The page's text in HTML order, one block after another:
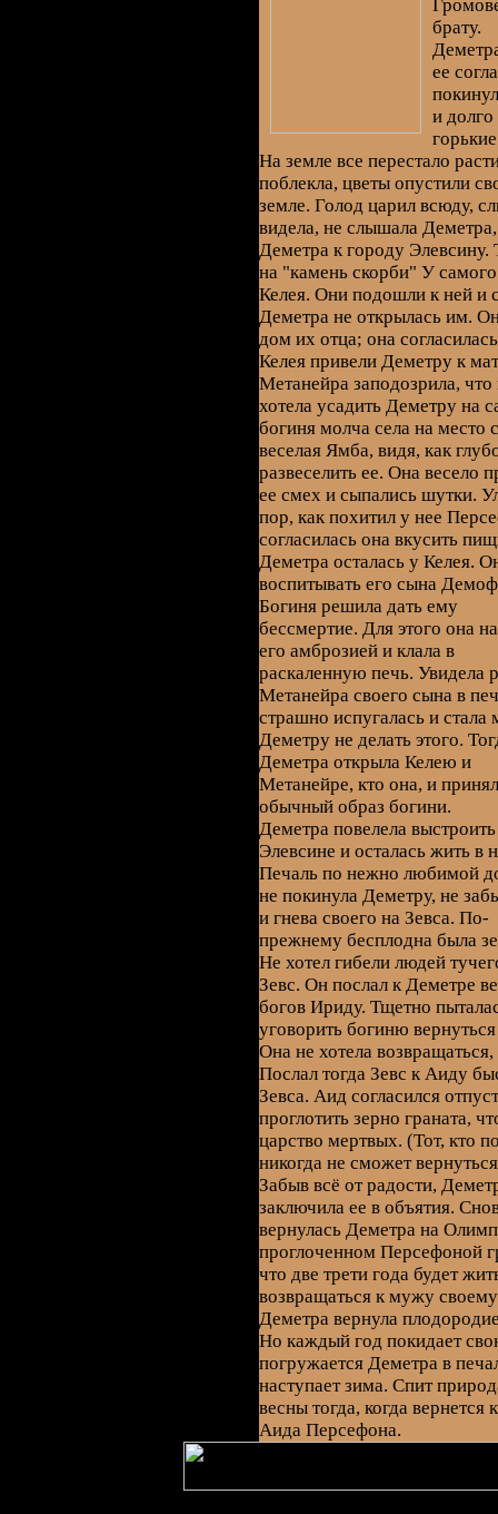
брату.
ее
и
На земле все перестало
поблекла, цветы опустили
земле. Голод царил всюду,
видела, не слышала
Деметра к городу Элевсину.
на "камень скорби" У
Келея. Они подошли к ней и
Деметра не открылась им.
дом их отца; она
Келея привели Деметру к
Метанейра заподозрила,
хотела усадить Деметру на
богиня молча села на
веселая Ямба, видя, как
развеселить ее. Она весело
ее смех и сыпались шутки.
пор, как похитил у нее
согласилась она вкусить
Деметра осталась у Келея.
воспитывать его сына
Богиня решила дать ему
бессмертие. Для этого она
его амброзией и клала в
раскаленную печь. Увидела
Метанейра своего сына в
страшно испугалась и стала
Деметру не делать этого.
Деметра открыла Келею и
Метанейре, кто она, и
обычный образ богини.
Деметра повелела
Элевсине и осталась жить в
Печаль по нежно любимой
не покинула Деметру, не
и гнева своего на Зевса. По-
прежнему бесплодна была
Не хотел гибели людей
Зевс. Он послал к Деметре
богов Ириду. Тщетно
уговорить богиню
Она не хотела
Послал тогда Зевс к Аиду
Зевса. Аид согласился
проглотить зерно граната,
царство мертвых. (Тот, кто
никогда не сможет
Забыв всё от радости,
заключила ее в объятия.
вернулась Деметра на
проглоченном Персефоной
что две трети года будет
возвращаться к мужу
Деметра вернула
Но каждый год покидает
погружается Деметра в
наступает зима. Спит
весны тогда, когда вернется
Аида Персефона.